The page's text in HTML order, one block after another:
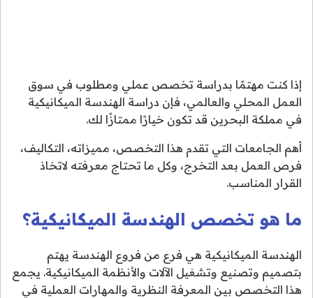
إذا كنت مهتمًا بدراسة تخصص عملي ومطلوب في سوق
العمل المحلي والعالمي، فإن دراسة الهندسة الميكانيكية
في مملكة البحرين قد تكون خيارًا ممتازًا لك.
أهم الجامعات التي تقدم هذا التخصص، مميزاته، التكاليف،
فرص العمل بعد التخرج، وكل ما تحتاج معرفته لاتخاذ
القرار المناسب.
ما هو تخصص الهندسة الميكانيكية؟
الهندسة الميكانيكية هي فرع من فروع الهندسة يهتم
بتصميم وتصنيع وتشغيل الآلات والأنظمة الميكانيكية. يجمع
هذا التخصص بين المعرفة النظرية والمهارات العملية في